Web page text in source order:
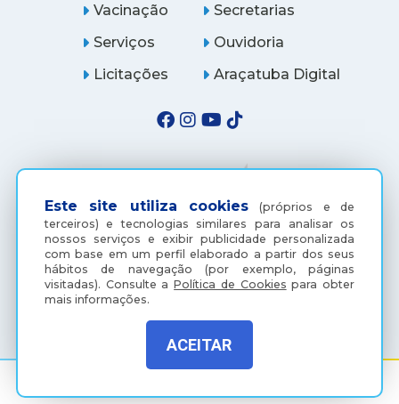
Este site utiliza cookies (próprios e de
terceiros) e tecnologias similares para analisar os
nossos serviços e exibir publicidade personalizada
com base em um perfil elaborado a partir dos seus
hábitos de navegação (por exemplo, páginas
visitadas). Consulte aPolítica de Cookies para obter
mais informações.
ACEITAR
Vacinação
Serviços
Licitações
Secretarias
Ouvidoria
Araçatuba Digital